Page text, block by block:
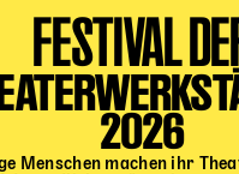
FESTIVAL
2026
Menschen machen ihr